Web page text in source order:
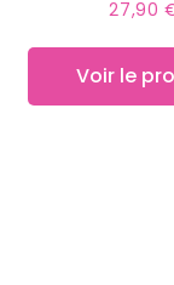
Prix
27,90
Voir le